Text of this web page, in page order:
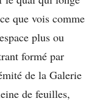
que vois comme
plus ou
formé par
de la Galerie
de feuilles,